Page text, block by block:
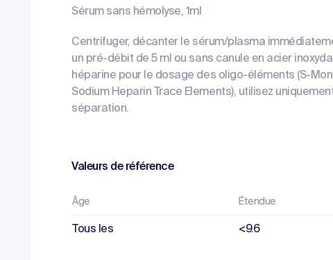
Sérum sans hémolyse, 1ml
Centrifuger, décanter le sérum/plasma
un pré-débit de 5 ml ou sans canule en acier
héparine pour le dosage des oligo-éléments (S-
Sodium Heparin Trace Elements), utilisez
séparation.
Valeurs de référence
Âge Étendue
Tous les <9.6